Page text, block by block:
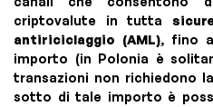
criptovalute in tutta
antiriciclaggio (AML), fino
importo (in Polonia è
transazioni non richiedono
sotto di tale importo è